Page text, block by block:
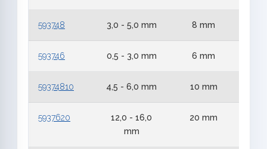
593748 3,0 - 5,0 mm 8 mm
593746 0,5 - 3,0 mm 6 mm
59374810 4,5 - 6,0 mm 10 mm
5937620
12,0 - 16,0
mm
20 mm